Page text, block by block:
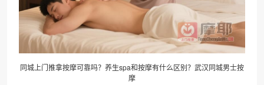
同城上门推拿按摩可靠吗？养生spa和按摩有什么区别？ 武汉同城男士按
摩